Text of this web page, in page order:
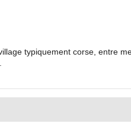
typiquement corse, entre